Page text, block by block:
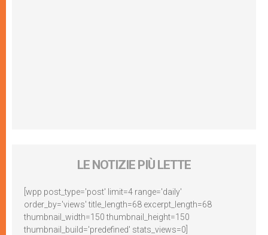
LE NOTIZIE PIÙ LETTE
[wpp post_type='post' limit=4 range='daily'
order_by='views' title_length=68 excerpt_length=68
thumbnail_width=150 thumbnail_height=150
thumbnail_build='predefined' stats_views=0]